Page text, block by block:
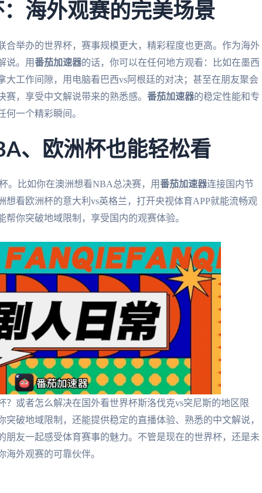
海外观赛的完美场景
合举办的世界杯，赛事规模更大，精彩程度也更高。作为海外
说。用番茄加速器的话，你可以在任何地方观看：比如在墨西
大工作间隙，用电脑看巴西vs阿根廷的对决；甚至在朋友聚会
赛，享受中文解说带来的熟悉感。 番茄加速器的稳定性能和专
一个精彩瞬间。
、欧洲杯也能轻松看
。比如你在澳洲想看NBA总决赛，用番茄加速器连接国内节
想看欧洲杯的意大利vs英格兰，打开央视体育APP就能流畅观
帮你突破地域限制，享受国内的观赛体验。
或者怎么解决在国外看世界杯斯洛伐克vs突尼斯的地区限
突破地域限制，还能提供稳定的直播体验、熟悉的中文解说，
朋友一起感受体育赛事的魅力。不管是现在的世界杯，还是未
海外观赛的可靠伙伴。